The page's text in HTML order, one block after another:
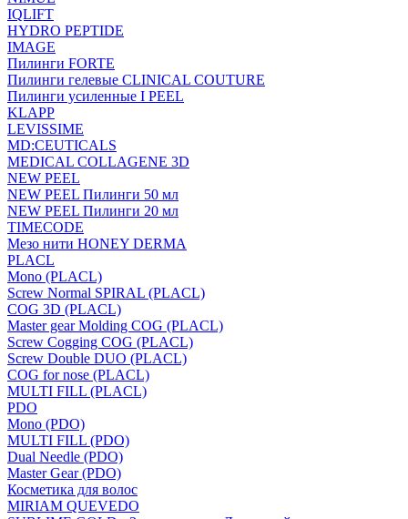
IQLIFT
HYDRO PEPTIDE
IMAGE
Пилинги FORTE
Пилинги гелевые CLINICAL COUTURE
Пилинги усиленные I PEEL
KLAPP
LEVISSIME
MD:CEUTICALS
MEDICAL COLLAGENE 3D
NEW PEEL
NEW PEEL Пилинги 50 мл
NEW PEEL Пилинги 20 мл
TIMECODE
Мезо нити HONEY DERMA
PLACL
Mono (PLACL)
Screw Normal SPIRAL (PLACL)
COG 3D (PLACL)
Master gear Molding COG (PLACL)
Screw Cogging COG (PLACL)
Screw Double DUO (PLACL)
COG for nose (PLACL)
MULTI FILL (PLACL)
PDO
Mono (PDO)
MULTI FILL (PDO)
Dual Needle (PDO)
Master Gear (PDO)
Косметика для волос
MIRIAM QUEVEDO